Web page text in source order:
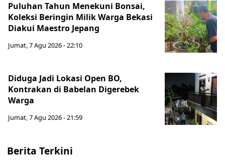
Puluhan Tahun Menekuni Bonsai,
Koleksi Beringin Milik Warga Bekasi
Diakui Maestro Jepang
Jumat, 7 Agu 2026 - 22:10
Diduga Jadi Lokasi Open BO,
Kontrakan di Babelan Digerebek
Warga
Jumat, 7 Agu 2026 - 21:59
Berita Terkini